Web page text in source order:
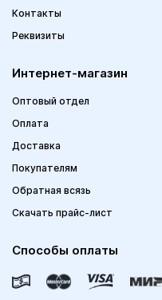
Контакты
Реквизиты
Интернет-магазин
Оптовый отдел
Оплата
Доставка
Покупателям
Обратная всязь
Скачать прайс-лист
Способы оплаты